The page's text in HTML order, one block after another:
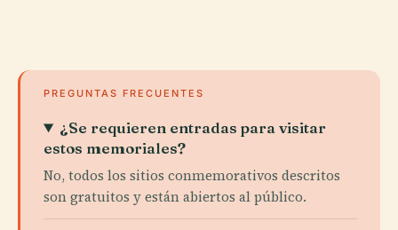
PREGUNTAS FRECUENTES
¿Se requieren entradas para visitar
estos memoriales?
No, todos los sitios conmemorativos descritos
son gratuitos y están abiertos al público.